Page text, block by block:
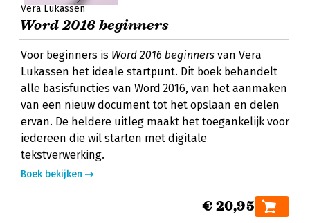
Vera Lukassen
Word 2016 beginners
Voor beginners is Word 2016 beginners van Vera
Lukassen het ideale startpunt. Dit boek behandelt
alle basisfuncties van Word 2016, van het aanmaken
van een nieuw document tot het opslaan en delen
ervan. De heldere uitleg maakt het toegankelijk voor
iedereen die wil starten met digitale
tekstverwerking.
Boek bekijken
€ 20,95